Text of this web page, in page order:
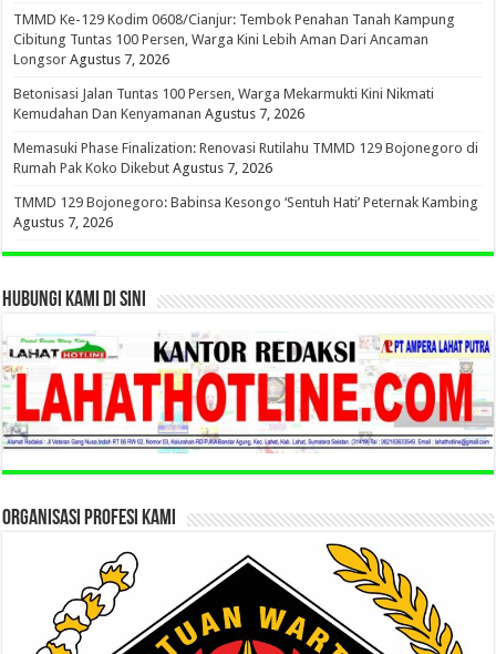
TMMD Ke-129 Kodim 0608/Cianjur: Tembok Penahan Tanah Kampung
Cibitung Tuntas 100 Persen, Warga Kini Lebih Aman Dari Ancaman
Longsor Agustus 7, 2026
Betonisasi Jalan Tuntas 100 Persen, Warga Mekarmukti Kini Nikmati
Kemudahan Dan Kenyamanan Agustus 7, 2026
Memasuki Phase Finalization: Renovasi Rutilahu TMMD 129 Bojonegoro di
Rumah Pak Koko Dikebut Agustus 7, 2026
TMMD 129 Bojonegoro: Babinsa Kesongo ‘Sentuh Hati’ Peternak Kambing
Agustus 7, 2026
HUBUNGI KAMI DI SINI
ORGANISASI PROFESI KAMI